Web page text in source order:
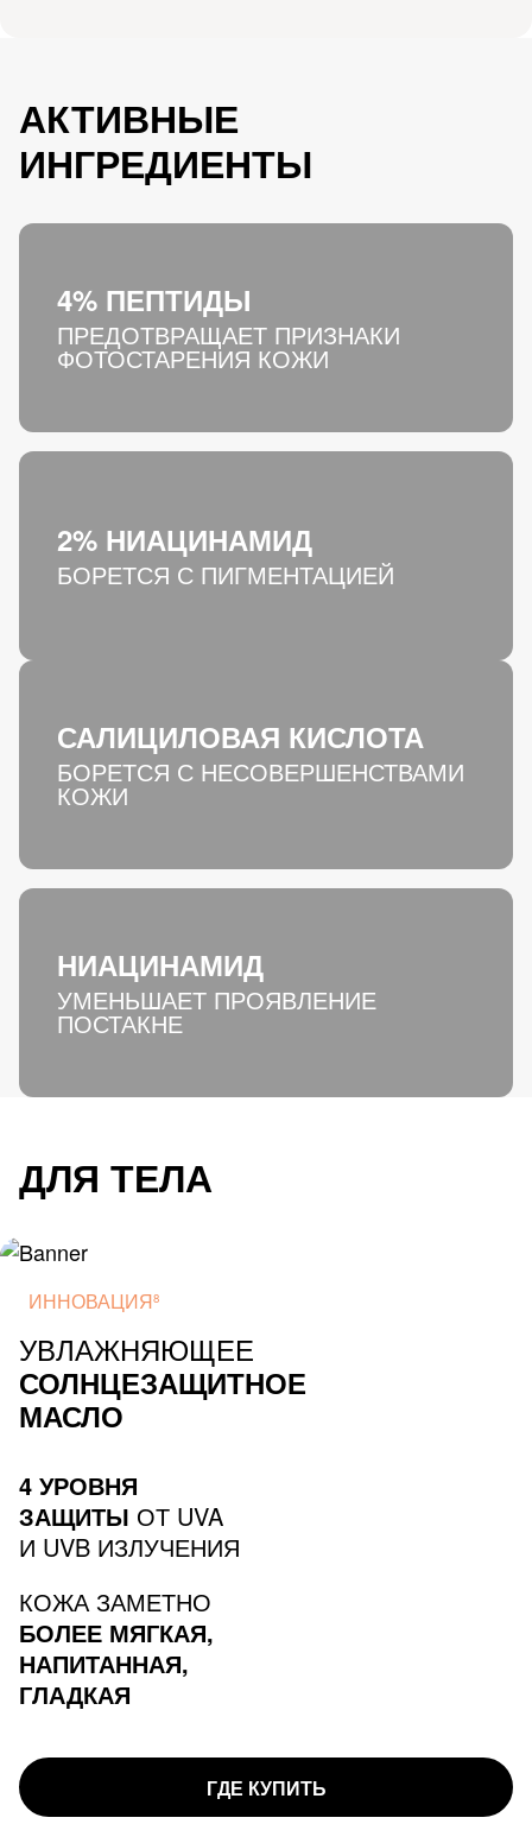
АКТИВНЫЕ
ИНГРЕДИЕНТЫ
4% ПЕПТИДЫ
ПРЕДОТВРАЩАЕТ ПРИЗНАКИ
ФОТОСТАРЕНИЯ КОЖИ
2% НИАЦИНАМИД
БОРЕТСЯ С ПИГМЕНТАЦИЕЙ
САЛИЦИЛОВАЯ КИСЛОТА
БОРЕТСЯ С НЕСОВЕРШЕНСТВАМИ
КОЖИ
НИАЦИНАМИД
УМЕНЬШАЕТ ПРОЯВЛЕНИЕ
ПОСТАКНЕ
ДЛЯ ТЕЛА
ИННОВАЦИЯ8
УВЛАЖНЯЮЩЕЕ
СОЛНЦЕЗАЩИТНОЕ
МАСЛО
4 УРОВНЯ
ЗАЩИТЫ ОТ UVA
И UVB ИЗЛУЧЕНИЯ
КОЖА ЗАМЕТНО
БОЛЕЕ МЯГКАЯ,
НАПИТАННАЯ,
ГЛАДКАЯ
ГДЕ КУПИТЬ